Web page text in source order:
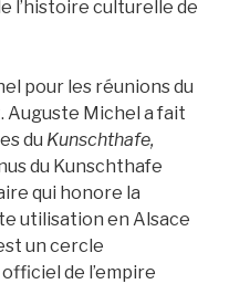
l’histoire culturelle de
pour les réunions du
Auguste Michel a fait
du Kunschthafe,
du Kunschthafe
qui honore la
utilisation en Alsace
un cercle
de l’empire